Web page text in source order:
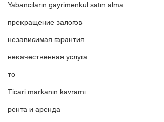
Yabancıların gayrimenkul satın alma
прекращение залогов
независимая гарантия
некачественная услуга
то
Ticari markanın kavramı
рента и аренда